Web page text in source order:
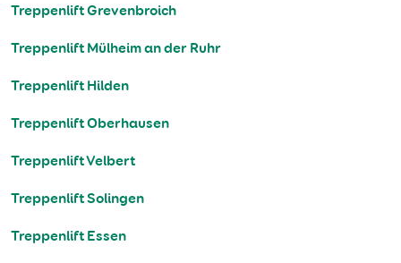
Treppenlift Grevenbroich
Treppenlift Mülheim an der Ruhr
Treppenlift Hilden
Treppenlift Oberhausen
Treppenlift Velbert
Treppenlift Solingen
Treppenlift Essen